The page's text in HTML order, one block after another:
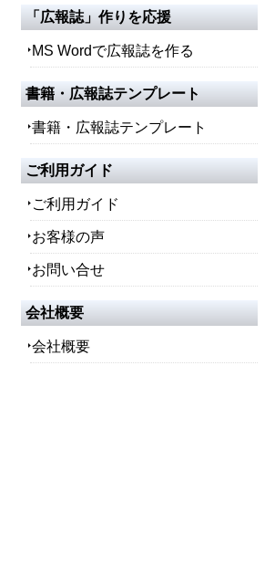
「広報誌」作りを応援
MS Wordで広報誌を作る
書籍・広報誌テンプレート
書籍・広報誌テンプレート
ご利用ガイド
ご利用ガイド
お客様の声
お問い合せ
会社概要
会社概要